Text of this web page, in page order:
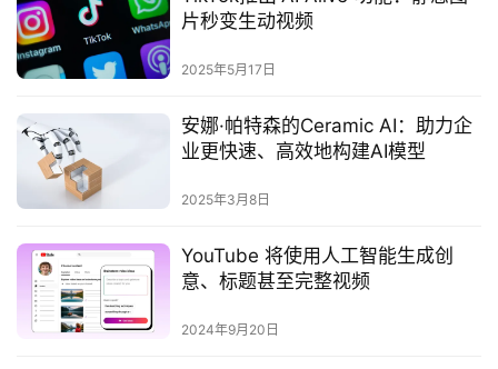
片秒变生动视频
2025年5月17日
安娜·帕特森的Ceramic AI：助力企
业更快速、高效地构建AI模型‌
2025年3月8日
YouTube 将使用人工智能生成创
意、标题甚至完整视频
2024年9月20日